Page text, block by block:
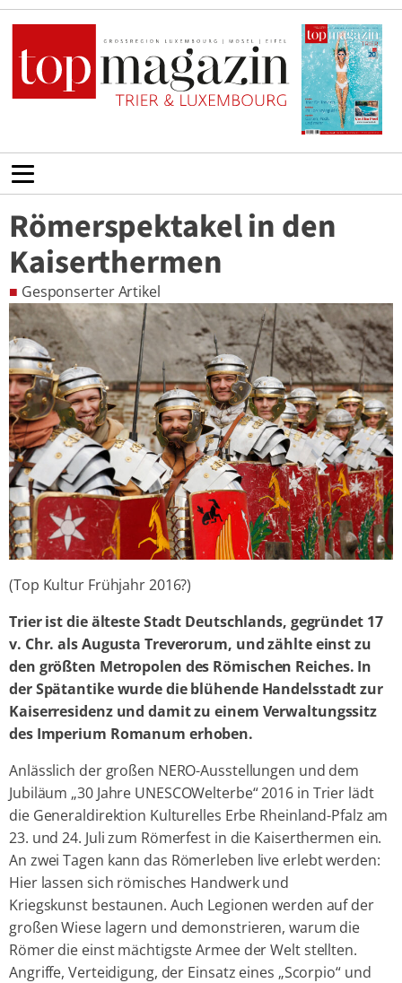
Römerspektakel in den
Kaiserthermen
■ Gesponserter Artikel
(Top Kultur Frühjahr 2016?)
Trier ist die älteste Stadt Deutschlands, gegründet 17
v. Chr. als Augusta Treverorum, und zählte einst zu
den größten Metropolen des Römischen Reiches. In
der Spätantike wurde die blühende Handelsstadt zur
Kaiserresidenz und damit zu einem Verwaltungssitz
des Imperium Romanum erhoben.
Anlässlich der großen NERO-Ausstellungen und dem
Jubiläum „30 Jahre UNESCOWelterbe“ 2016 in Trier lädt
die Generaldirektion Kulturelles Erbe Rheinland-Pfalz am
23. und 24. Juli zum Römerfest in die Kaiserthermen ein.
An zwei Tagen kann das Römerleben live erlebt werden:
Hier lassen sich römisches Handwerk und
Kriegskunst bestaunen. Auch Legionen werden auf der
großen Wiese lagern und demonstrieren, warum die
Römer die einst mächtigste Armee der Welt stellten.
Angriffe, Verteidigung, der Einsatz eines „Scorpio“ und